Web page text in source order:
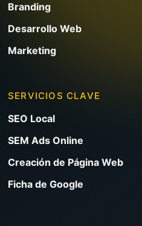
Branding
Desarrollo Web
Marketing
SERVICIOS CLAVE
SEO Local
SEM Ads Online
Creación de Página Web
Ficha de Google